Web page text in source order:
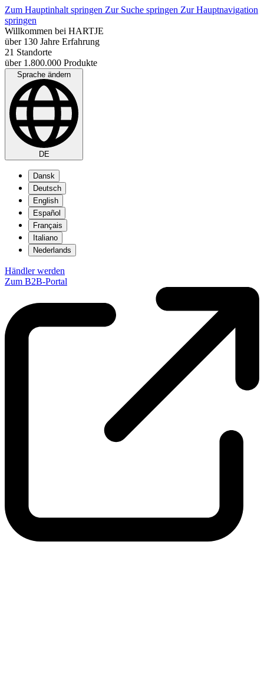
Zum Hauptinhalt springen Zur Suche springen Zur Hauptnavigation
springen
Willkommen bei HARTJE
über 130 Jahre Erfahrung
21 Standorte
über 1.800.000 Produkte
Sprache ändern
DE
Dansk
Deutsch
English
Español
Français
Italiano
Nederlands
Händler werden
Zum B2B-Portal